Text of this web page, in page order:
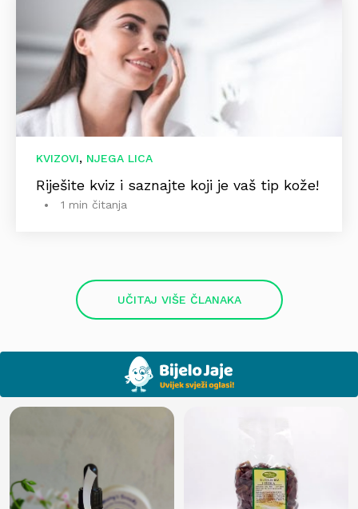
KVIZOVI, NJEGA LICA
Riješite kviz i saznajte koji je vaš tip kože!
1 min čitanja
UČITAJ VIŠE ČLANAKA